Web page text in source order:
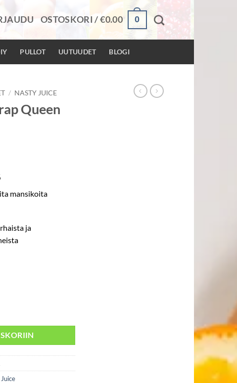
OSTOSKORI /€0.00 0
PULLOT UUTUUDET BLOGI
/ NASTY JUICE
Queen
mansikoita
ja